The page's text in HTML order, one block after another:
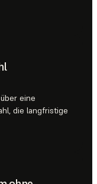
eine
die langfristige